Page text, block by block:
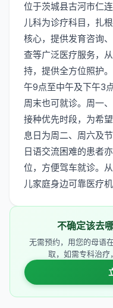
位于茨城县古河市仁
儿科为诊疗科目，扎
核心，提供发育咨询
查等广泛医疗服务，
持，提供全方位照护
午9点至中午及下午3
周末也可就诊。周一
接种优先时段，为希
息日为周二、周六及
日语交流困难的患者
位，方便驾车就诊。
儿家庭身边可靠医疗
不确定该去
无需预约，用您的母语
取，如需专科治疗